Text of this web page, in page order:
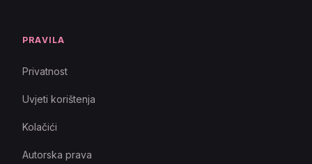
PRAVILA
Privatnost
Uvjeti korištenja
Kolačići
Autorska prava